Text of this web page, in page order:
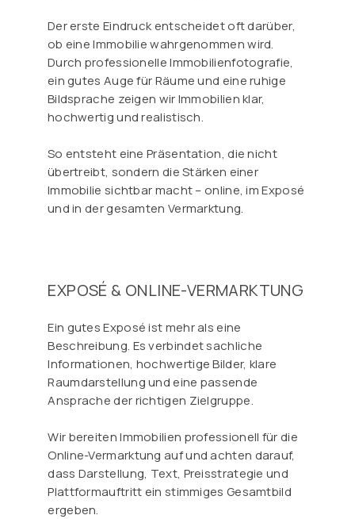
Der erste Eindruck entscheidet oft darüber,
ob eine Immobilie wahrgenommen wird.
Durch professionelle Immobilienfotografie,
ein gutes Auge für Räume und eine ruhige
Bildsprache zeigen wir Immobilien klar,
hochwertig und realistisch.
So entsteht eine Präsentation, die nicht
übertreibt, sondern die Stärken einer
Immobilie sichtbar macht – online, im Exposé
und in der gesamten Vermarktung.
EXPOSÉ & ONLINE-VERMARKTUNG
Ein gutes Exposé ist mehr als eine
Beschreibung. Es verbindet sachliche
Informationen, hochwertige Bilder, klare
Raumdarstellung und eine passende
Ansprache der richtigen Zielgruppe.
Wir bereiten Immobilien professionell für die
Online-Vermarktung auf und achten darauf,
dass Darstellung, Text, Preisstrategie und
Plattformauftritt ein stimmiges Gesamtbild
ergeben.